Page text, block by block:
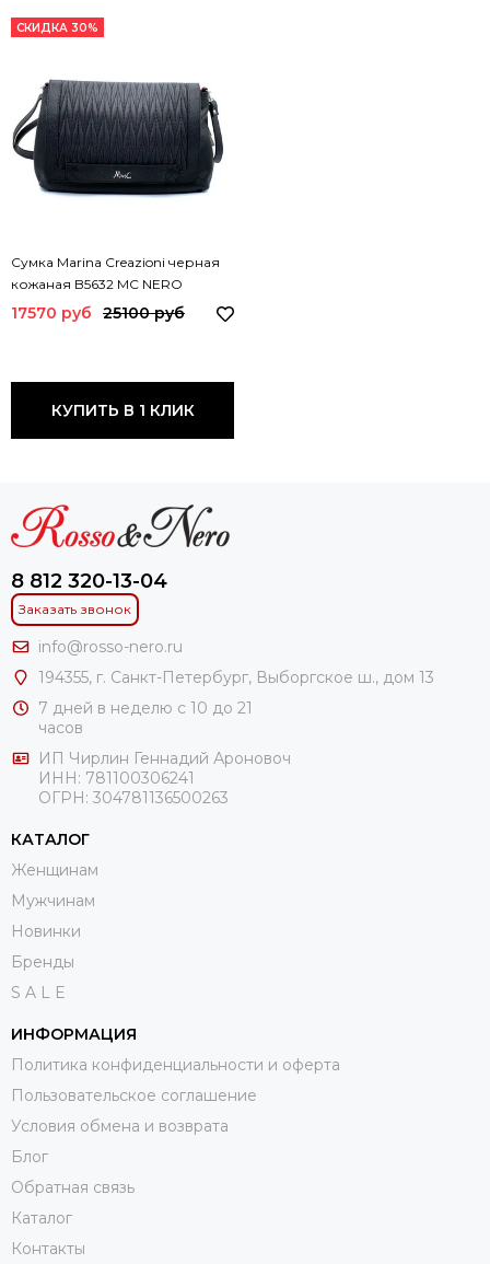
СКИДКА 30%
Сумка Marina Creazioni черная
кожаная B5632 MC NERO
17570 руб 25100 руб
КУПИТЬ В 1 КЛИК
8 812 320-13-04
Заказать звонок
info@rosso-nero.ru
194355, г. Санкт-Петербург, Выборгское ш., дом 13
7 дней в неделю с 10 до 21
часов
ИП Чирлин Геннадий Ароновоч
ИНН: 781100306241
ОГРН: 304781136500263
КАТАЛОГ
Женщинам
Мужчинам
Новинки
Бренды
S A L E
ИНФОРМАЦИЯ
Политика конфиденциальности и оферта
Пользовательское соглашение
Условия обмена и возврата
Блог
Обратная связь
Каталог
Контакты